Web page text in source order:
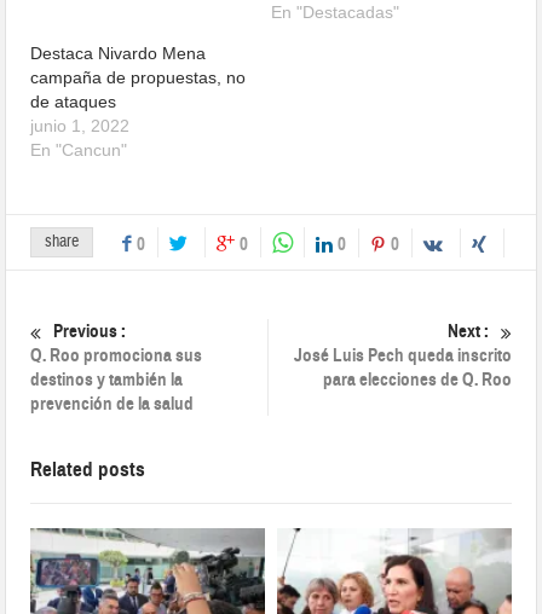
En "Destacadas"
Destaca Nivardo Mena
campaña de propuestas, no
de ataques
junio 1, 2022
En "Cancun"
share 0 0 0 0
Previous :
Q. Roo promociona sus
destinos y también la
prevención de la salud
Next :
José Luis Pech queda inscrito
para elecciones de Q. Roo
Related posts